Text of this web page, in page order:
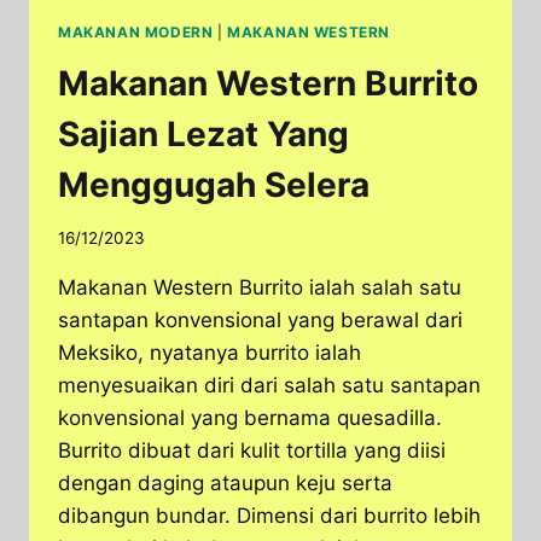
MAKANAN MODERN |MAKANAN WESTERN
Makanan Western Burrito
Sajian Lezat Yang
Menggugah Selera
16/12/2023
Makanan Western Burrito ialah salah satu
santapan konvensional yang berawal dari
Meksiko, nyatanya burrito ialah
menyesuaikan diri dari salah satu santapan
konvensional yang bernama quesadilla.
Burrito dibuat dari kulit tortilla yang diisi
dengan daging ataupun keju serta
dibangun bundar. Dimensi dari burrito lebih